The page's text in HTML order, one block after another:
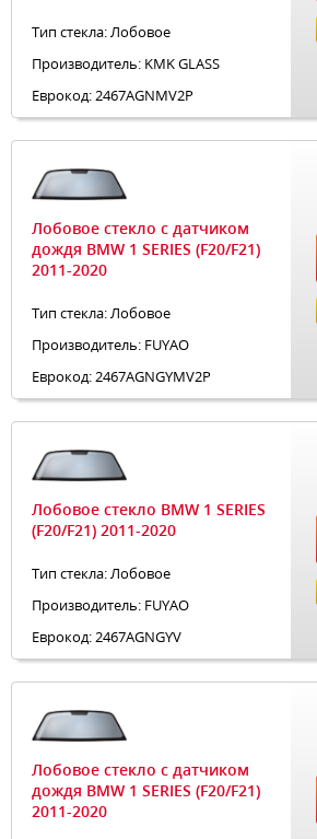
Тип стекла: Лобовое
Производитель: KMK GLASS
Еврокод: 2467AGNMV2P
Лобовое стекло с датчиком
дождя BMW 1 SERIES (F20/F21)
2011-2020
Тип стекла: Лобовое
Производитель: FUYAO
Еврокод: 2467AGNGYMV2P
Лобовое стекло BMW 1 SERIES
(F20/F21) 2011-2020
Тип стекла: Лобовое
Производитель: FUYAO
Еврокод: 2467AGNGYV
Лобовое стекло с датчиком
дождя BMW 1 SERIES (F20/F21)
2011-2020